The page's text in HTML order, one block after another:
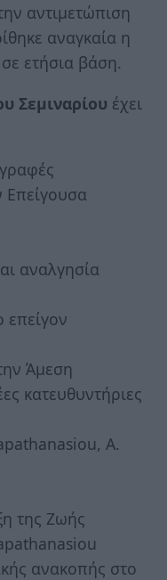
αντιμετώπιση
αναγκαία η
ετήσια βάση.
Σεμιναρίου έχει
Επείγουσα
αναλγησία
Άμεση
κατευθυντήριες
Α.
της Ζωής
ανακοπής στο